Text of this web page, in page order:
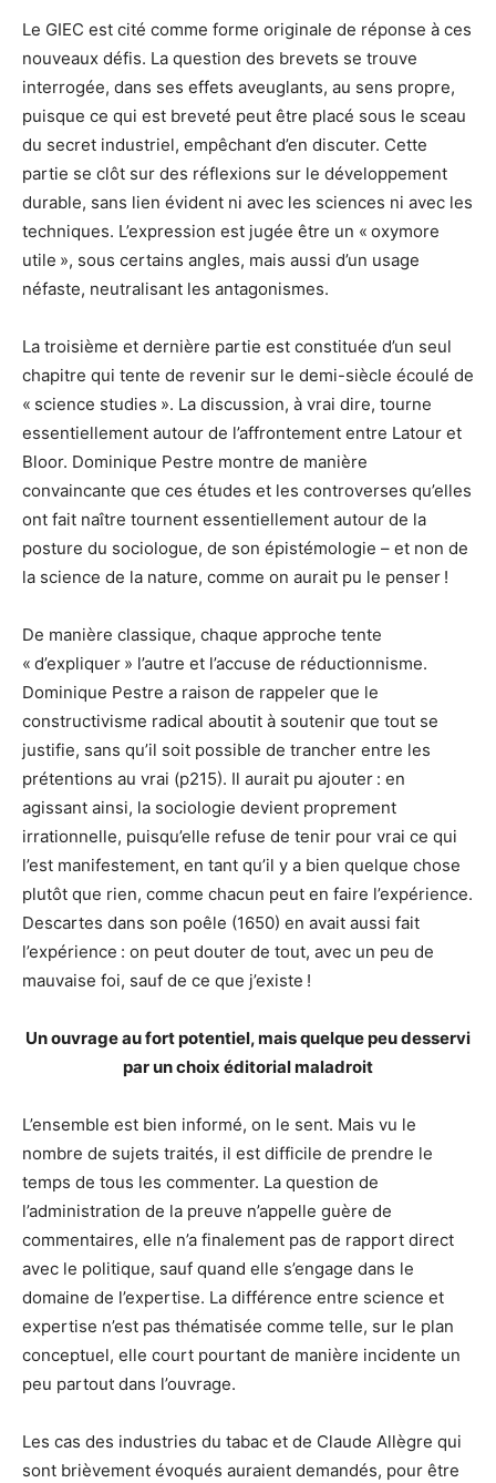
Le GIEC est cité comme forme originale de réponse à ces
nouveaux défis. La question des brevets se trouve
interrogée, dans ses effets aveuglants, au sens propre,
puisque ce qui est breveté peut être placé sous le sceau
du secret industriel, empêchant d’en discuter. Cette
partie se clôt sur des réflexions sur le développement
durable, sans lien évident ni avec les sciences ni avec les
techniques. L’expression est jugée être un « oxymore
utile », sous certains angles, mais aussi d’un usage
néfaste, neutralisant les antagonismes.
La troisième et dernière partie est constituée d’un seul
chapitre qui tente de revenir sur le demi-siècle écoulé de
« science studies ». La discussion, à vrai dire, tourne
essentiellement autour de l’affrontement entre Latour et
Bloor. Dominique Pestre montre de manière
convaincante que ces études et les controverses qu’elles
ont fait naître tournent essentiellement autour de la
posture du sociologue, de son épistémologie – et non de
la science de la nature, comme on aurait pu le penser !
De manière classique, chaque approche tente
« d’expliquer » l’autre et l’accuse de réductionnisme.
Dominique Pestre a raison de rappeler que le
constructivisme radical aboutit à soutenir que tout se
justifie, sans qu’il soit possible de trancher entre les
prétentions au vrai (p215). Il aurait pu ajouter : en
agissant ainsi, la sociologie devient proprement
irrationnelle, puisqu’elle refuse de tenir pour vrai ce qui
l’est manifestement, en tant qu’il y a bien quelque chose
plutôt que rien, comme chacun peut en faire l’expérience.
Descartes dans son poêle (1650) en avait aussi fait
l’expérience : on peut douter de tout, avec un peu de
mauvaise foi, sauf de ce que j’existe !
Un ouvrage au fort potentiel, mais quelque peu desservi
par un choix éditorial maladroit
L’ensemble est bien informé, on le sent. Mais vu le
nombre de sujets traités, il est difficile de prendre le
temps de tous les commenter. La question de
l’administration de la preuve n’appelle guère de
commentaires, elle n’a finalement pas de rapport direct
avec le politique, sauf quand elle s’engage dans le
domaine de l’expertise. La différence entre science et
expertise n’est pas thématisée comme telle, sur le plan
conceptuel, elle court pourtant de manière incidente un
peu partout dans l’ouvrage.
Les cas des industries du tabac et de Claude Allègre qui
sont brièvement évoqués auraient demandés, pour être